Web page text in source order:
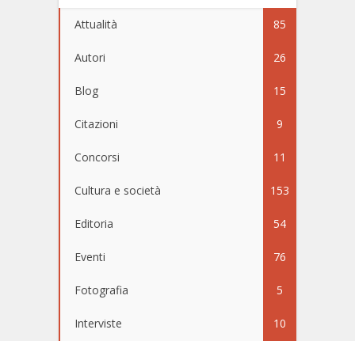
Attualità 85
Autori 26
Blog 15
Citazioni 9
Concorsi 11
Cultura e società 153
Editoria 54
Eventi 76
Fotografia 5
Interviste 10